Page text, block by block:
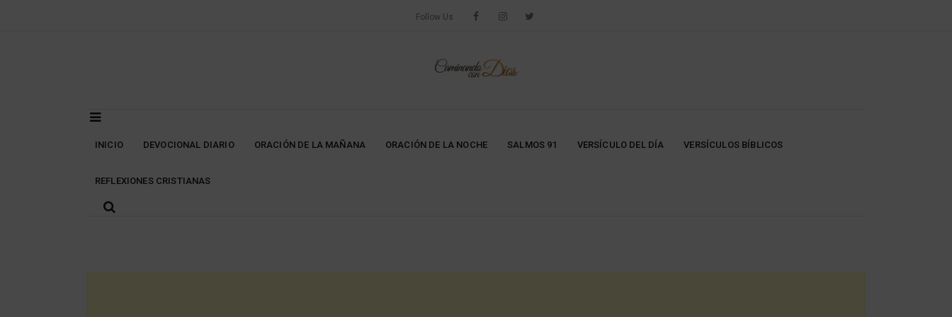
Follow Us
INICIO DEVOCIONAL DIARIO ORACIÓN DE LA MAÑANA ORACIÓN DE LA NOCHE SALMOS 91 VERSÍCULO DEL DÍA VERSÍCULOS BÍBLICOS
REFLEXIONES CRISTIANAS